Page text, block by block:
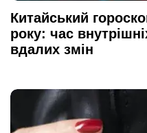
Китайський
року: час
вдалих змін